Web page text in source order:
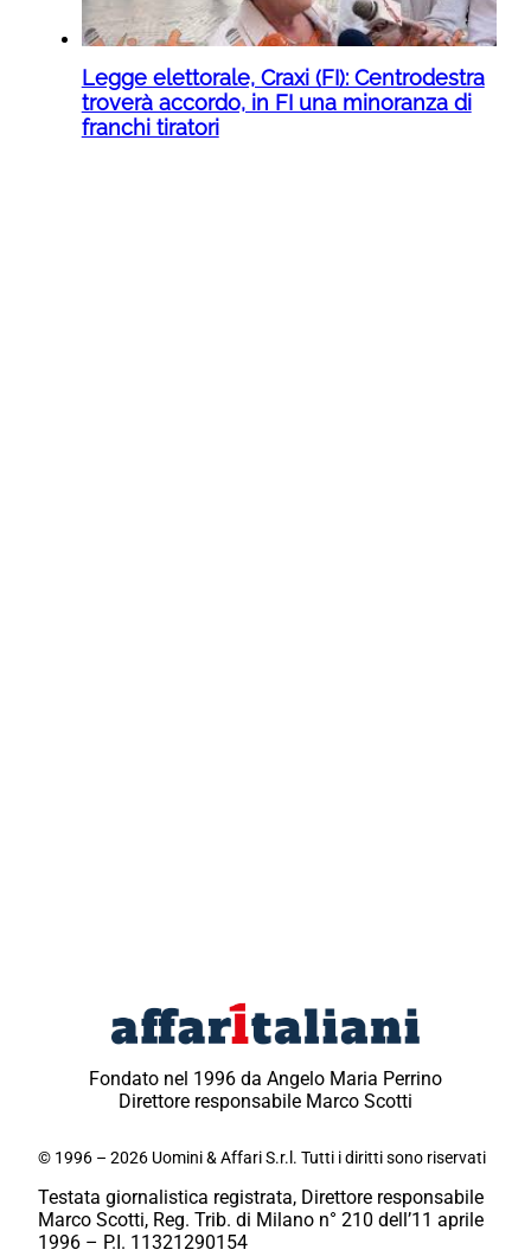
Legge elettorale, Craxi (FI): Centrodestra
troverà accordo, in FI una minoranza di
franchi tiratori
Fondato nel 1996 da Angelo Maria Perrino
Direttore responsabile Marco Scotti
© 1996 – 2026 Uomini & Affari S.r.l. Tutti i diritti sono riservati
Testata giornalistica registrata, Direttore responsabile
Marco Scotti, Reg. Trib. di Milano n° 210 dell’11 aprile
1996 – P.I. 11321290154